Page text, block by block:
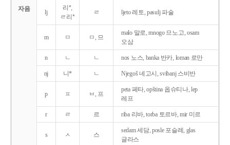
자음 lj
리*,
ㄹ리*
ㄹ ljeto 레토, pasulj 파술
m ㅁ ㅁ, 므
malo 말로, mnogo 므노고, osam
오삼
n ㄴ ㄴ nos 노스, banka 반카, loman 로만
nj 니* ㄴ Njegoš 녜고시, svibanj 스비반
p ㅍ ㅂ, 프
peta 페타, opština 옵슈티나, lep
레프
r ㄹ 르 riba 리바, torba 토르바, mir 미르
s ㅅ 스
sedam 세담, posle 포슬레, glas
글라스